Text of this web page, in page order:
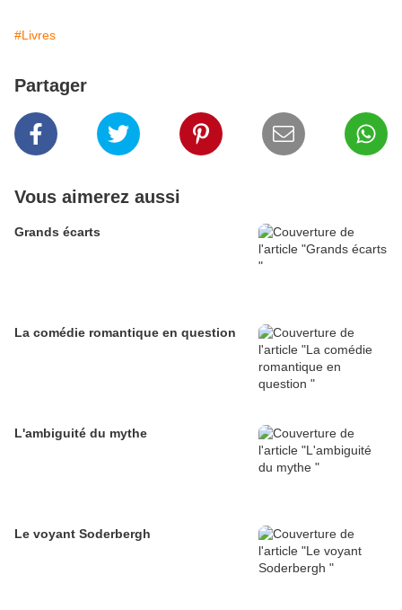
#Livres
Partager
Vous aimerez aussi
Grands écarts
La comédie romantique en question
L'ambiguité du mythe
Le voyant Soderbergh